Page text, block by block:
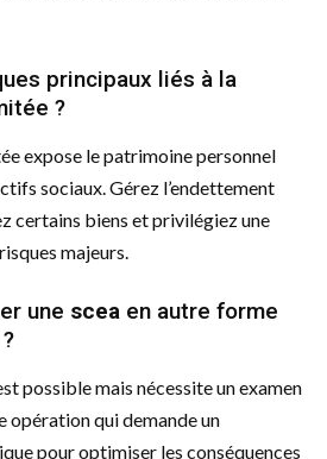
principaux liés à la
?
expose le patrimoine personnel
sociaux. Gérez l’endettement
certains biens et privilégiez une
majeurs.
une scea en autre forme
possible mais nécessite un examen
opération qui demande un
pour optimiser les conséquences